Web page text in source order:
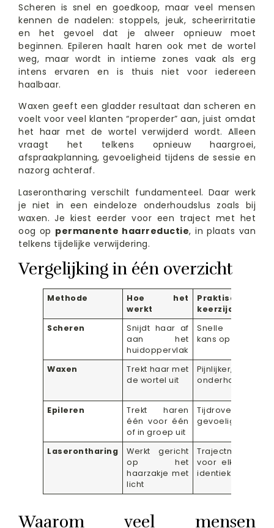
Scheren is snel en goedkoop, maar veel mensen
kennen de nadelen: stoppels, jeuk, scheerirritatie
en het gevoel dat je alweer opnieuw moet
beginnen. Epileren haalt haren ook met de wortel
weg, maar wordt in intieme zones vaak als erg
intens ervaren en is thuis niet voor iedereen
haalbaar.
Waxen geeft een gladder resultaat dan scheren en
voelt voor veel klanten “properder” aan, juist omdat
het haar met de wortel verwijderd wordt. Alleen
vraagt het telkens opnieuw haargroei,
afspraakplanning, gevoeligheid tijdens de sessie en
nazorg achteraf.
Laserontharing verschilt fundamenteel. Daar werk
je niet in een eindeloze onderhoudslus zoals bij
waxen. Je kiest eerder voor een traject met het
oog op permanente haarreductie, in plaats van
telkens tijdelijke verwijdering.
Vergelijking in één overzicht
Methode
Hoe het
werkt
Praktische
keerzijde
Scheren
Snijdt haar af
aan het
huidoppervlak
Snelle
kans op irritatie
Waxen
Trekt haar met
de wortel uit
Pijnlijker,
Epileren
Trekt haren
één voor één
of in groep uit
Tijdrovend en
gevoelig
Laserontharing
Werkt gericht
op het
haarzakje met
licht
Trajectmatig,
voor elke
identiek
Waarom veel mensen